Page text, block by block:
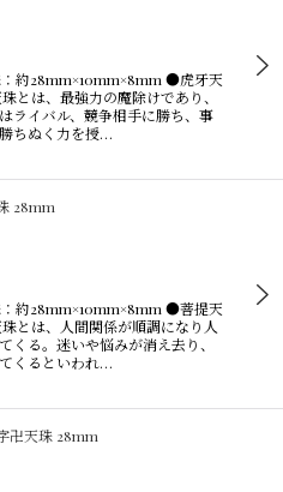
28mm×10mm×8mm ●虎牙天
とは、最強力の魔除けであり、
ライバル、競争相手に勝ち、事
ちぬく力を授…
28mm
28mm×10mm×8mm ●菩提天
とは、人間関係が順調になり人
くる。迷いや悩みが消え去り、
くるといわれ…
卍天珠 28mm